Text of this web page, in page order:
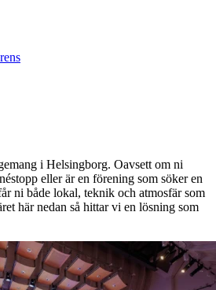
i Helsingborg. Oavsett om ni
eller är en förening som söker en
ni både lokal, teknik och atmosfär som
här nedan så hittar vi en lösning som